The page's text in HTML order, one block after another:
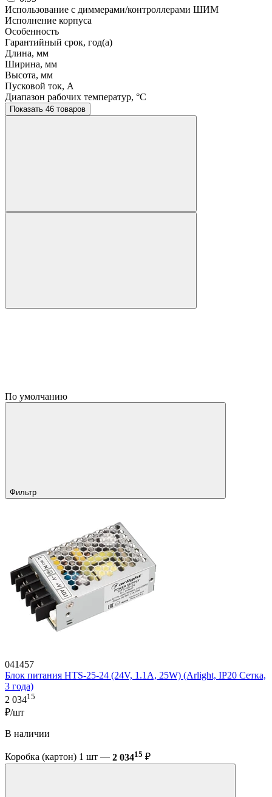
Использование с диммерами/контроллерами ШИМ
Исполнение корпуса
Особенность
Гарантийный срок, год(а)
Длина, мм
Ширина, мм
Высота, мм
Пусковой ток, A
Диапазон рабочих температур, °C
Показать 46 товаров
По умолчанию
Фильтр
041457
Блок питания HTS-25-24 (24V, 1.1A, 25W) (Arlight, IP20 Сетка,
3 года)
2 03415
₽/шт
В наличии
Коробка (картон) 1 шт — 2 03415 ₽